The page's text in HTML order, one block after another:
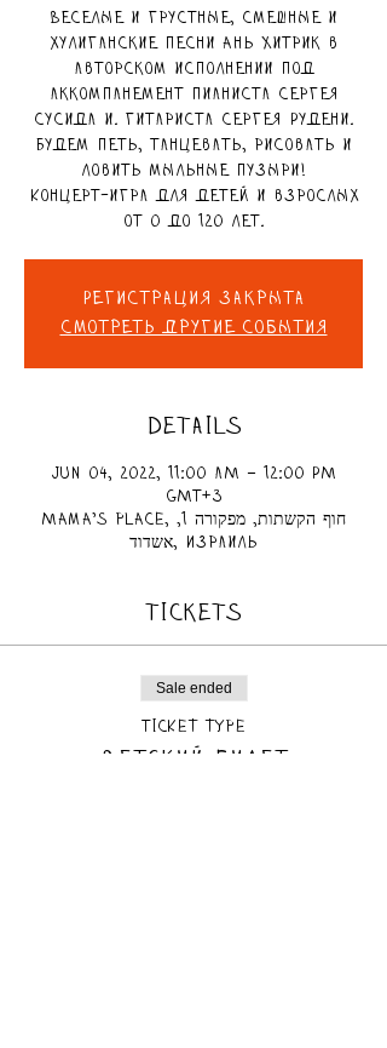
Веселые и грустные, смешные и
хулиганские песни Ань Хитрик в
авторском исполнении под
аккомпанемент пианиста Сергея
Сусида и. гитариста Сергея Рудени.
Будем петь, танцевать, рисовать и
ловить мыльные пузыри!
Концерт-игра для детей и взрослых
от 0 до 120 лет.
Регистрация закрыта
Смотреть другие события
DETAILS
Jun 04, 2022, 11:00 AM – 12:00 PM
GMT+3
Mama's place, חוף הקשתות, מפקורה 1,
אשדוד, Израиль
TICKETS
Sale ended
Ticket type
Детский билет